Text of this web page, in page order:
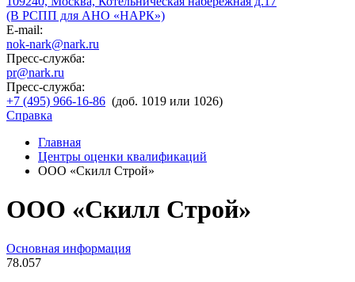
(В РСПП для АНО «НАРК»)
E-mail:
nok-nark@nark.ru
Пресс-служба:
pr@nark.ru
Пресс-служба:
+7 (495) 966-16-86 (доб. 1019 или 1026)
Справка
Главная
Центры оценки квалификаций
ООО «Скилл Строй»
ООО «Скилл Строй»
Основная информация
78.057